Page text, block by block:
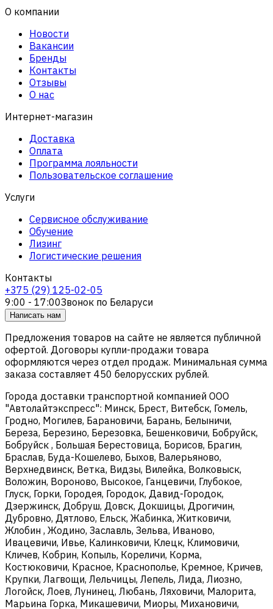
О компании
Новости
Вакансии
Бренды
Контакты
Отзывы
О нас
Интернет-магазин
Доставка
Оплата
Программа лояльности
Пользовательское соглашение
Услуги
Сервисное обслуживание
Обучение
Лизинг
Логистические решения
Контакты
+375 (29) 125-02-05
9:00 - 17:00Звонок по Беларуси
Написать нам
Предложения товаров на сайте не является публичной
офертой. Договоры купли-продажи товара
оформляются через отдел продаж. Минимальная сумма
заказа составляет 450 белорусских рублей.
Города доставки транспортной компанией ООО
"Автолайтэкспресс": Минск, Брест, Витебск, Гомель,
Гродно, Могилев, Барановичи, Барань, Белыничи,
Береза, Березино, Березовка, Бешенковичи, Бобруйск,
Бобруйск , Большая Берестовица, Борисов, Брагин,
Браслав, Буда-Кошелево, Быхов, Валерьяново,
Верхнедвинск, Ветка, Видзы, Вилейка, Волковыск,
Воложин, Вороново, Высокое, Ганцевичи, Глубокое,
Глуск, Горки, Городея, Городок, Давид-Городок,
Дзержинск, Добруш, Довск, Докшицы, Дрогичин,
Дубровно, Дятлово, Ельск, Жабинка, Житковичи,
Жлобин , Жодино, Заславль, Зельва, Иваново,
Ивацевичи, Ивье, Калинковичи, Клецк, Климовичи,
Кличев, Кобрин, Копыль, Кореличи, Корма,
Костюковичи, Красное, Краснополье, Кремное, Кричев,
Крупки, Лагвощи, Лельчицы, Лепель, Лида, Лиозно,
Логойск, Лоев, Лунинец, Любань, Ляховичи, Малорита,
Марьина Горка, Микашевичи, Миоры, Михановичи,